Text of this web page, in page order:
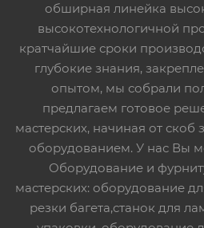
обширная линейка
высокотехнологичной
кратчайшие сроки
глубокие знания,
опытом, мы собрали
предлагаем готовое
мастерских, начиная от скоб
оборудованием. У нас Вы
Оборудование и
мастерских: оборудование
резки багета,станок для